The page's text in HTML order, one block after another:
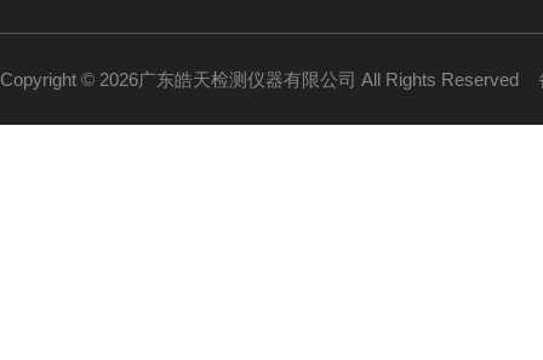
Copyright © 2026广东皓天检测仪器有限公司 All Rights Reserved